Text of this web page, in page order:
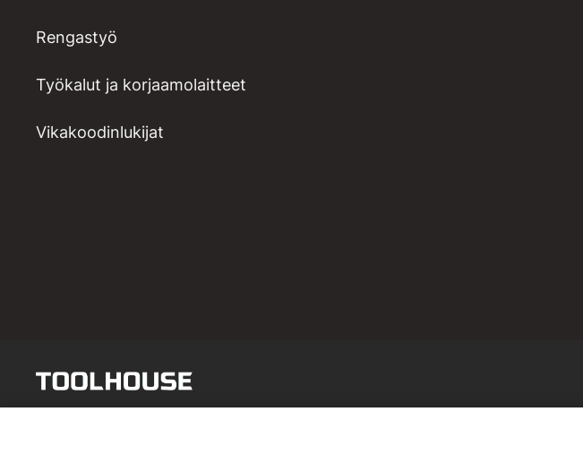
Rengastyö
Työkalut ja korjaamolaitteet
Vikakoodinlukijat